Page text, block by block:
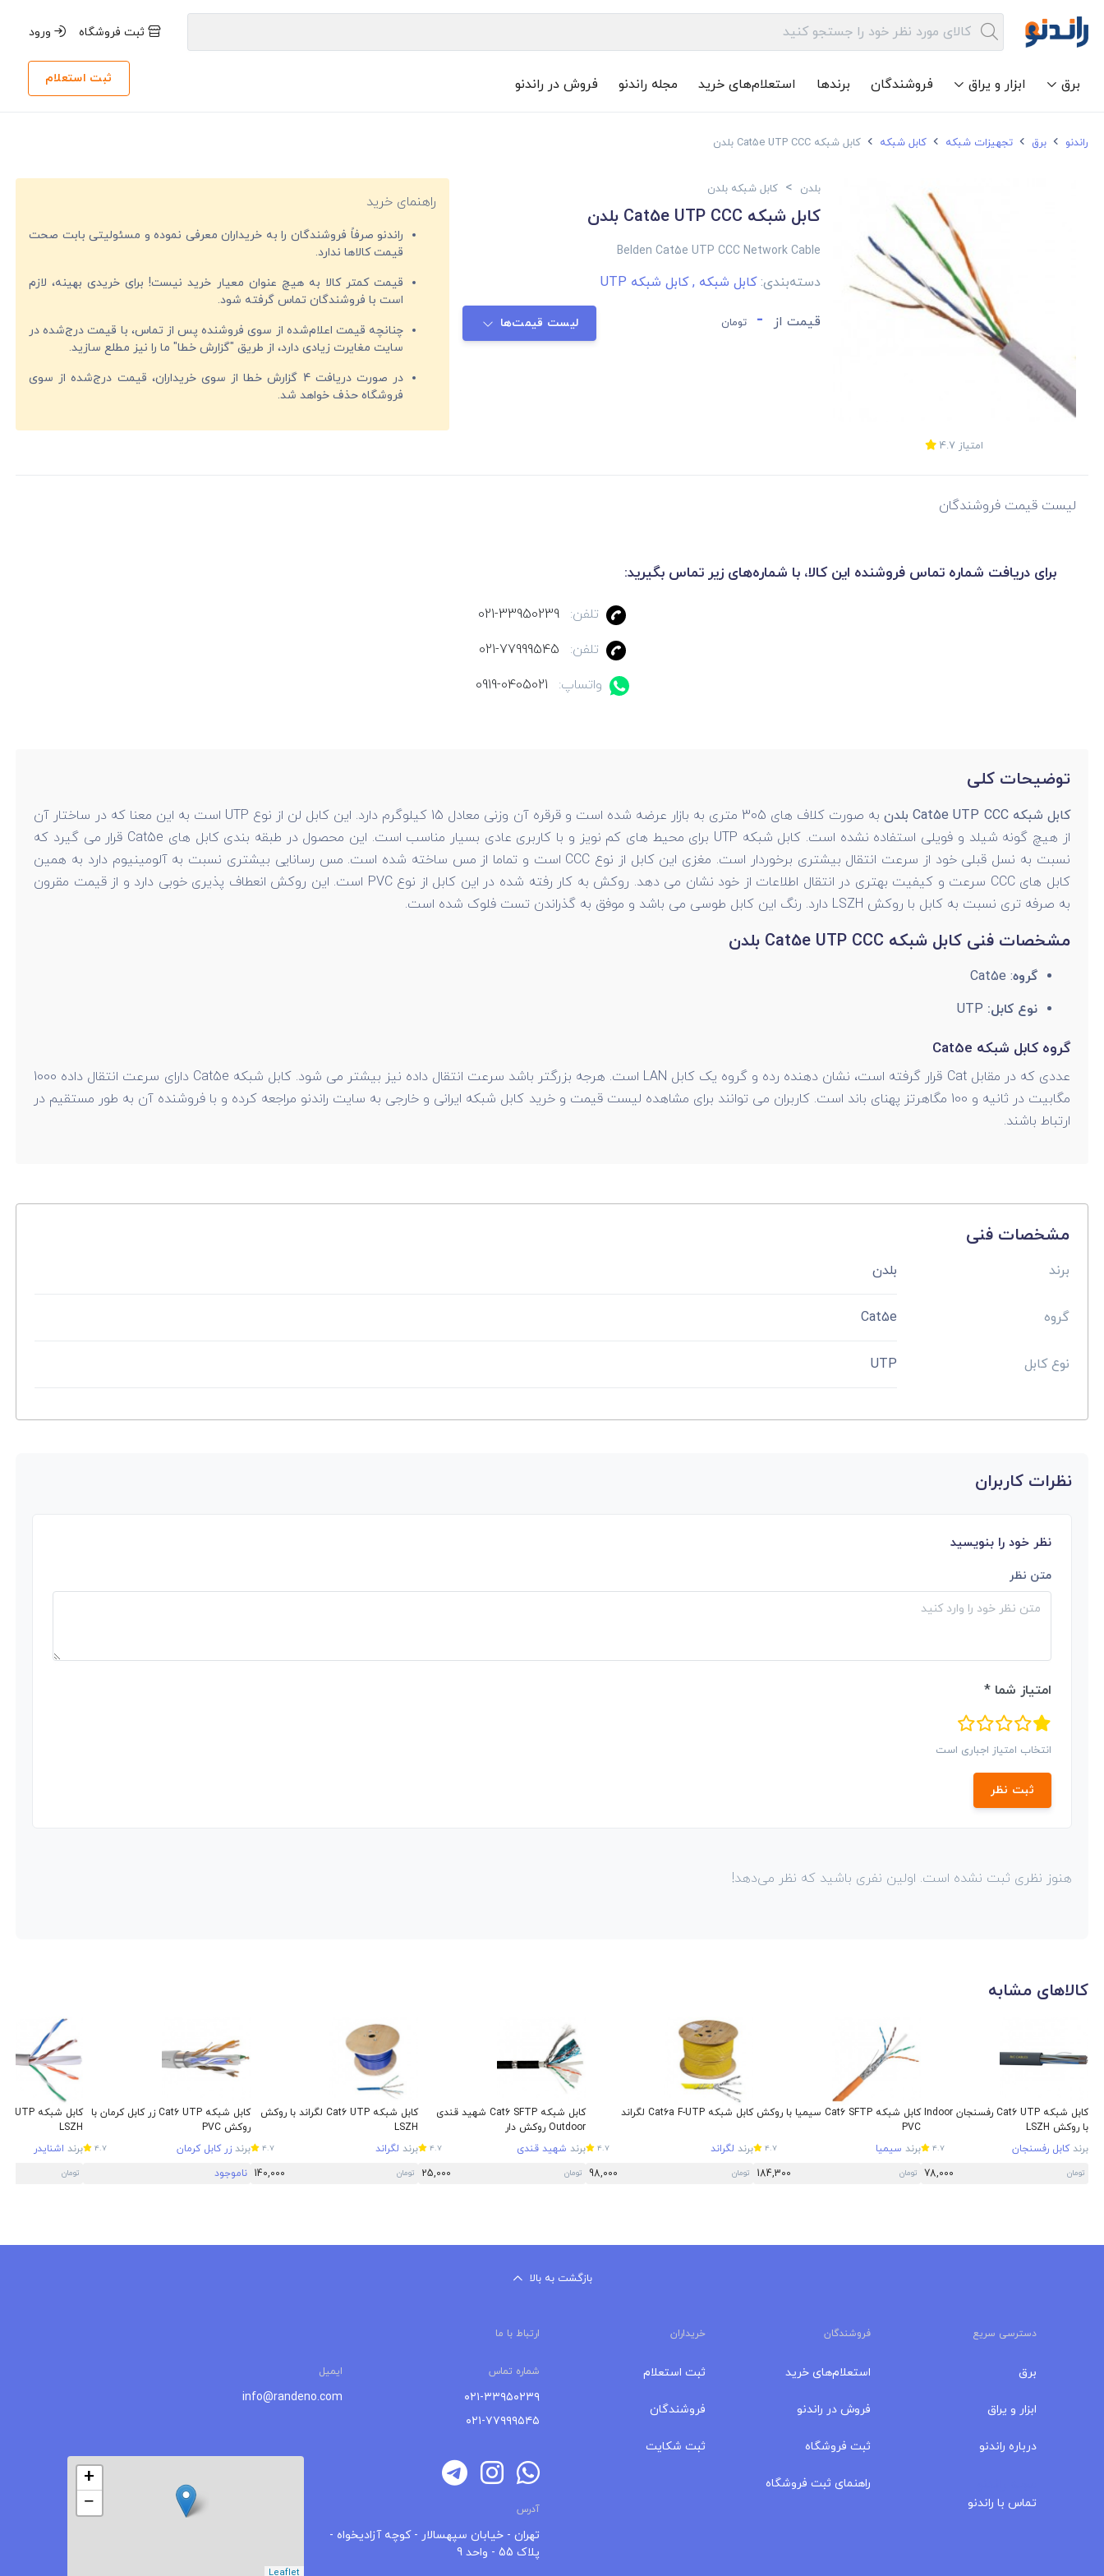
ثبت فروشگاه ورود
برق ابزار و یراق فروشندگان برندها استعلام‌های خرید مجله راندنو فروش در راندنو ثبت استعلام
راندنو برق تجهیزات شبکه کابل شبکه کابل شبکه Cat5e UTP CCC بلدن
امتیاز 4.7
بلدن > کابل شبکه بلدن
کابل شبکه Cat5e UTP CCC بلدن
Belden Cat5e UTP CCC Network Cable
دسته‌بندی:کابل شبکه ,کابل شبکه UTP
قیمت از - تومان لیست قیمت‌ها
راهنمای خرید
راندنو صرفاً فروشندگان را به خریداران معرفی نموده و مسئولیتی بابت صحت
قیمت‌ کالاها ندارد.
قیمت کمتر کالا به هیچ عنوان معیار خرید نیست! برای خریدی بهینه، لازم
است با فروشندگان تماس گرفته شود.
چنانچه قیمت اعلام‌شده از سوی فروشنده پس از تماس، با قیمت درج‌شده در
سایت مغایرت زیادی دارد، از طریق "گزارش خطا" ما را نیز مطلع سازید.
در صورت دریافت 4 گزارش خطا از سوی خریداران، قیمت درج‌شده از سوی
فروشگاه حذف خواهد شد.
لیست قیمت فروشندگان
برای دریافت شماره تماس فروشنده این کالا، با شماره‌های زیر تماس بگیرید:
تلفن:
021-33950239
تلفن:
021-77999545
واتساپ:
0919-0405021
توضیحات کلی
کابل شبکه Cat5e UTP CCC بلدن
به صورت کلاف های 305 متری به بازار عرضه شده است و قرقره آن وزنی معادل 15 کیلوگرم دارد. این کابل لن از نوع UTP است به این معنا که در ساختار آن
از هیچ گونه شیلد و فویلی استفاده نشده است. کابل شبکه UTP برای محیط های کم نویز و با کاربری عادی بسیار مناسب است. این محصول در طبقه بندی کابل های Cat5e قرار می گیرد که
نسبت به نسل قبلی خود از سرعت انتقال بیشتری برخوردار است. مغزی این کابل از نوع CCC است و تماما از مس ساخته شده است. مس رسانایی بیشتری نسبت به آلومینیوم دارد به همین
کابل های CCC سرعت و کیفیت بهتری در انتقال اطلاعات از خود نشان می دهد. روکش به کار رفته شده در این کابل از نوع PVC است. این روکش انعطاف پذیری خوبی دارد و از قیمت مقرون
به صرفه تری نسبت به کابل با روکش LSZH دارد. رنگ این کابل طوسی می باشد و موفق به گذراندن تست فلوک شده است.
مشخصات فنی کابل شبکه Cat5e UTP CCC بلدن
گروه: Cat5e
نوع کابل:
گروه کابل شبکه Cat5e
عددی که در مقابل Cat قرار گرفته است، نشان دهنده رده و گروه یک کابل LAN است. هرجه بزرگتر باشد سرعت انتقال داده نیز بیشتر می شود. کابل شبکه Cat5e دارای سرعت انتقال داده 1000
مگابیت در ثانیه و 100 مگاهرتز پهنای باند است. کاربران می توانند برای مشاهده لیست قیمت و خرید کابل شبکه ایرانی و خارجی به سایت راندنو مراجعه کرده و با فروشنده آن به طور مستقیم در
ارتباط باشند.
مشخصات فنی
برند بلدن
گروه Cat5e
نوع کابل UTP
نظرات کاربران
نظر خود را بنویسید
متن نظر
امتیاز شما *
انتخاب امتیاز اجباری است
ثبت نظر
هنوز نظری ثبت نشده است. اولین نفری باشید که نظر می‌دهد!
کالاهای مشابه
کابل شبکه Cat6 UTP رفسنجان Indoor
با روکش LSZH
برندکابل رفسنجان 4.7
تومان 78,000
کابل شبکه Cat6 SFTP سیمیا با روکش
PVC
برند سیمیا 4.7
تومان 184,300
کابل شبکه Cat6a F-UTP لگراند
برند لگراند 4.7
تومان 98,000
کابل شبکه Cat6 SFTP شهید قندی
Outdoor روکش دار
برند شهید قندی 4.7
تومان 25,000
کابل شبکه Cat6 UTP لگراند با روکش
LSZH
برند لگراند 4.7
تومان 140,000
کابل شبکه Cat6 UTP زر کابل کرمان با
روکش PVC
برند زر کابل کرمان 4.7
ناموجود
LSZH
برند اشنایدر
تومان
بازگشت به بالا
دسترسی سریع فروشندگان خریداران ارتباط با ما
برق
ابزار و یراق
درباره‌ راندنو
تماس با راندنو
استعلام‌های خرید
فروش در راندنو
ثبت فروشگاه
راهنمای ثبت فروشگاه
ثبت استعلام
فروشندگان
ثبت شکایت
شماره تماس ایمیل
۰۲۱-۳۳۹۵۰۲۳۹
۰۲۱-۷۷۹۹۹۵۴۵
info@randeno.com
آدرس
تهران - خیابان سپهسالار - کوچه آزادیخواه -
پلاک 55 - واحد 9
+
−
Leaflet